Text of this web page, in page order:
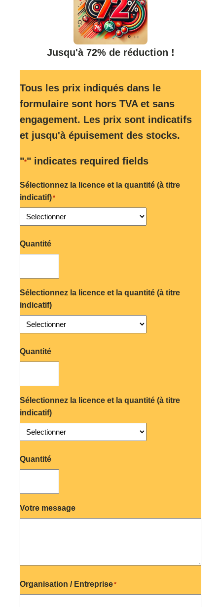
Jusqu'à 72% de réduction !
Tous les prix indiqués dans le
formulaire sont hors TVA et sans
engagement. Les prix sont indicatifs
et jusqu'à épuisement des stocks.
"*" indicates required fields
Sélectionnez la licence et la quantité (à titre
indicatif)*
Quantité
Sélectionnez la licence et la quantité (à titre
indicatif)
Quantité
Sélectionnez la licence et la quantité (à titre
indicatif)
Quantité
Votre message
Organisation / Entreprise*